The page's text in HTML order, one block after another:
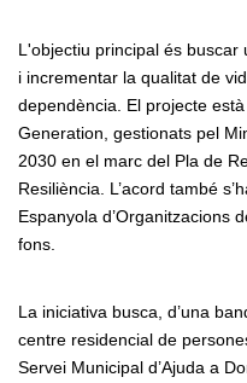
L'objectiu principal és
i incrementar la qualitat de
dependència. El projecte
Generation, gestionats pel
2030 en el marc del Pla de
Resiliència. L’acord també
Espanyola d’Organitzacions
fons.
La iniciativa busca, d’una
centre residencial de
Servei Municipal d’Ajuda a